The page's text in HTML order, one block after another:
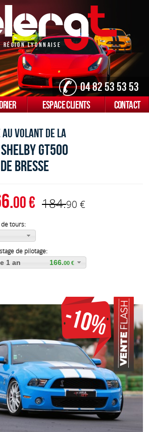
Région Lyonnaise
04 82 53 53 53
ESPACE CLIENTS CONTACT
au volant de la
GT500
bresse
00 184.90
tours:
de pilotage:
166.00
1 an
-10%